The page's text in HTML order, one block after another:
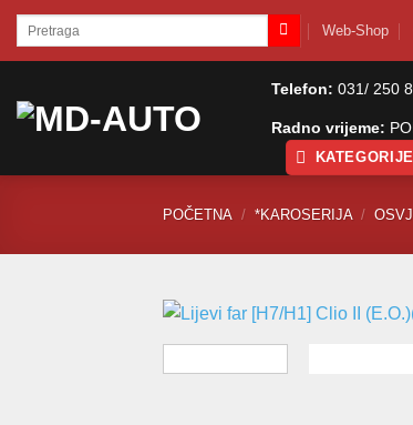
SkipPretraži: Web-Shop
Telefon: 031/ 250
Radno vrijeme:
POČETNA / *KAROSERIJA /